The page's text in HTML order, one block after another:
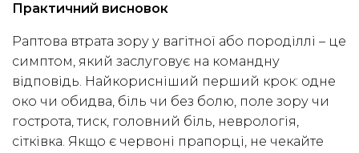
Практичний висновок
Раптова втрата зору у вагітної або породіллі – це
симптом, який заслуговує на командну
відповідь. Найкорисніший перший крок: одне
око чи обидва, біль чи без болю, поле зору чи
гострота, тиск, головний біль, неврологія,
сітківка. Якщо є червоні прапорці, не чекайте